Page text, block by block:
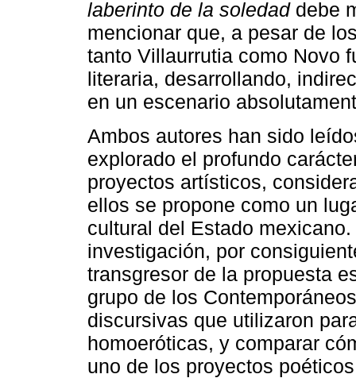
laberinto de la soledaddebe
mencionar que, a pesar de
tanto Villaurrutia como Novo
literaria, desarrollando,
en un escenario
Ambos autores han sido
explorado el profundo
proyectos artísticos,
ellos se propone como un
cultural del Estado
investigación, por
transgresor de la propuesta
grupo de los
discursivas que utilizaron
homoeróticas, y comparar
uno de los proyectos